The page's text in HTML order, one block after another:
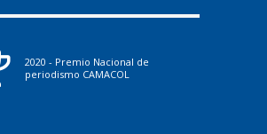
2020 - Premio Nacional de
periodismo CAMACOL